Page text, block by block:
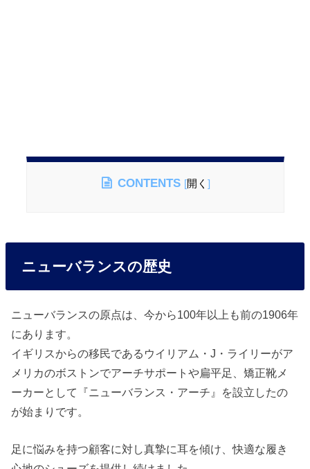
CONTENTS [開く ]
ニューバランスの歴史
ニューバランスの原点は、今から100年以上も前の1906年
にあります。
イギリスからの移民であるウイリアム・J・ライリーがア
メリカのボストンでアーチサポートや扁平足、矯正靴メ
ーカーとして『ニューバランス・アーチ』を設立したの
が始まりです。
足に悩みを持つ顧客に対し真摯に耳を傾け、快適な履き